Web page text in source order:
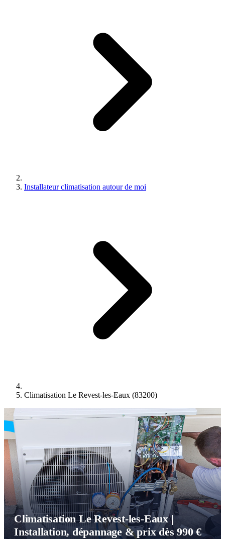
Installateur climatisation autour de moi
Climatisation Le Revest-les-Eaux (83200)
Climatisation Le Revest-les-Eaux |
Installation, dépannage & prix dès 990 €